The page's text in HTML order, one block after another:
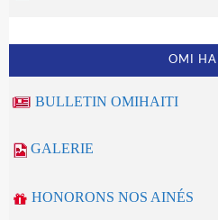
OMI
BULLETIN OMIHAITI
GALERIE
HONORONS NOS AINÉS